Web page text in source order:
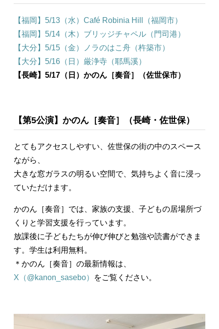
【福岡】5/13（水）Café Robinia Hill（福岡市）
【福岡】5/14（木）ブリッジチャペル（門司港）
【大分】5/15（金）ノラのはこ舟（杵築市）
【大分】5/16（日）厳浄寺（耶馬溪）
【長崎】5/17（日）かのん［奏音］（佐世保市）
【第5公演】かのん［奏音］（長崎・佐世保）
とてもアクセスしやすい、佐世保の街の中のスペース
ながら、
大きな窓ガラスの明るい空間で、気持ちよく音に浸っ
ていただけます。
かのん［奏音］では、家族の支援、子どもの居場所づ
くりと学習支援を行っています。
放課後に子どもたちが伸び伸びと勉強や読書ができま
す。学生は利用無料。
＊かのん［奏音］の最新情報は、
X（@kanon_sasebo）
をご覧ください。